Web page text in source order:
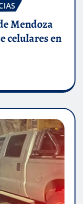
Mendoza
celulares en